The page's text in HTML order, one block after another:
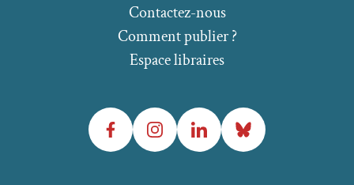
Comment publier ?
Espace libraires
Contactez-nous
FacebookInstagramLinkedInBluesky